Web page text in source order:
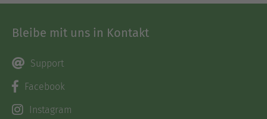
Bleibe mit uns in Kontakt
Support
Facebook
Instagram